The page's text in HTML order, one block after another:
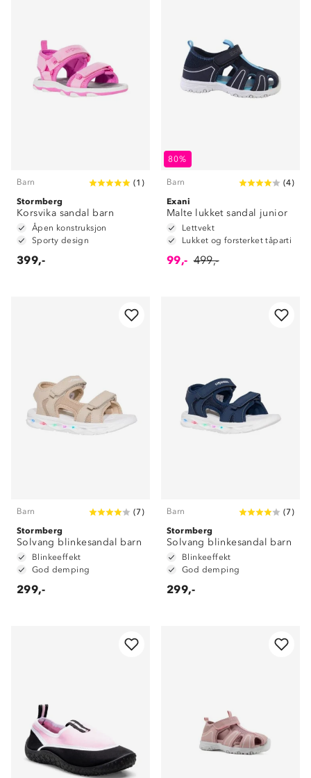
Barn (1 )
Stormberg
Korsvika sandal barn
Åpen konstruksjon
Sporty design
399,-
80%
Barn (4)
Exani
Malte lukket sandal junior
Lettvekt
Lukket og forsterket tåparti
99,- 499,-
Barn (7)
Stormberg
Solvang blinkesandal barn
Blinkeeffekt
God demping
299,-
Barn (7)
Stormberg
Solvang blinkesandal barn
Blinkeeffekt
God demping
299,-